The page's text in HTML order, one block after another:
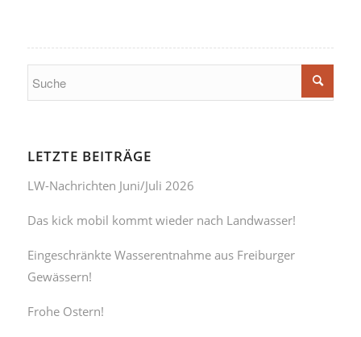
LETZTE BEITRÄGE
LW-Nachrichten Juni/Juli 2026
Das kick mobil kommt wieder nach Landwasser!
Eingeschränkte Wasserentnahme aus Freiburger
Gewässern!
Frohe Ostern!